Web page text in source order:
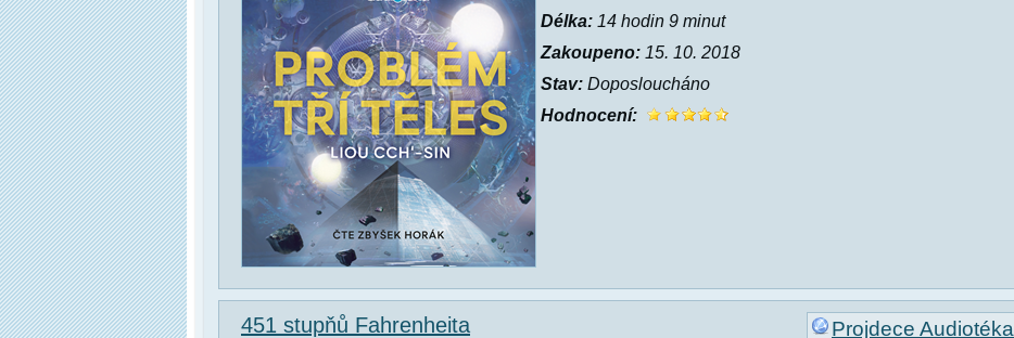
Délka: 14 hodin 9 minut
Zakoupeno: 15. 10. 2018
Stav: Doposloucháno
Hodnocení:
Projdece Audiotéka
451 stupňů Fahrenheita